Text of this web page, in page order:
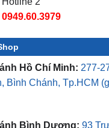
0949.60.3979
Hồ Chí Minh: 277-
Bình Chánh, Tp.HCM
Bình Dương: 93